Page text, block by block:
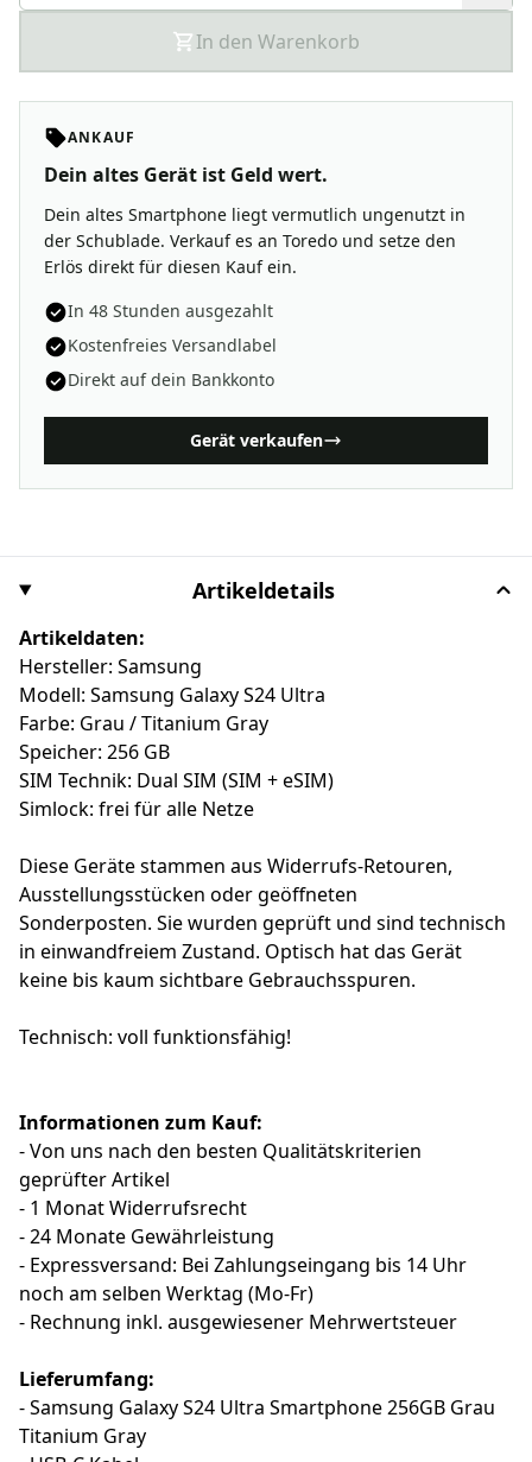
In den Warenkorb
ANKAUF
Dein altes Gerät ist Geld wert.
Dein altes Smartphone liegt vermutlich ungenutzt in
der Schublade. Verkauf es an Toredo und setze den
Erlös direkt für diesen Kauf ein.
In 48 Stunden ausgezahlt
Kostenfreies Versandlabel
Direkt auf dein Bankkonto
Gerät verkaufen
Artikeldetails
Artikeldaten:
Hersteller: Samsung
Modell: Samsung Galaxy S24 Ultra
Farbe: Grau / Titanium Gray
Speicher: 256 GB
SIM Technik: Dual SIM (SIM + eSIM)
Simlock: frei für alle Netze
Diese Geräte stammen aus Widerrufs-Retouren,
Ausstellungsstücken oder geöffneten
Sonderposten. Sie wurden geprüft und sind technisch
in einwandfreiem Zustand. Optisch hat das Gerät
keine bis kaum sichtbare Gebrauchsspuren.
Technisch: voll funktionsfähig!
Informationen zum Kauf:
- Von uns nach den besten Qualitätskriterien
geprüfter Artikel
- 1 Monat Widerrufsrecht
- 24 Monate Gewährleistung
- Expressversand: Bei Zahlungseingang bis 14 Uhr
noch am selben Werktag (Mo-Fr)
- Rechnung inkl. ausgewiesener Mehrwertsteuer
Lieferumfang:
- Samsung Galaxy S24 Ultra Smartphone 256GB Grau
Titanium Gray